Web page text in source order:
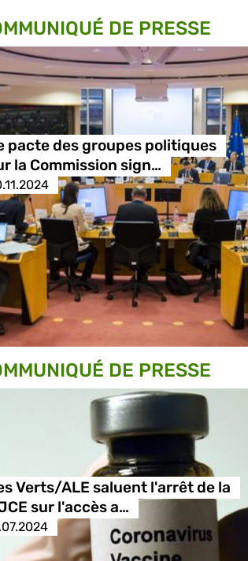
DE PRESSE
pacte des groupes politiques
la Commission sign…
DE PRESSE
Verts/ALE saluent l'arrêt de la
sur l'accès a…